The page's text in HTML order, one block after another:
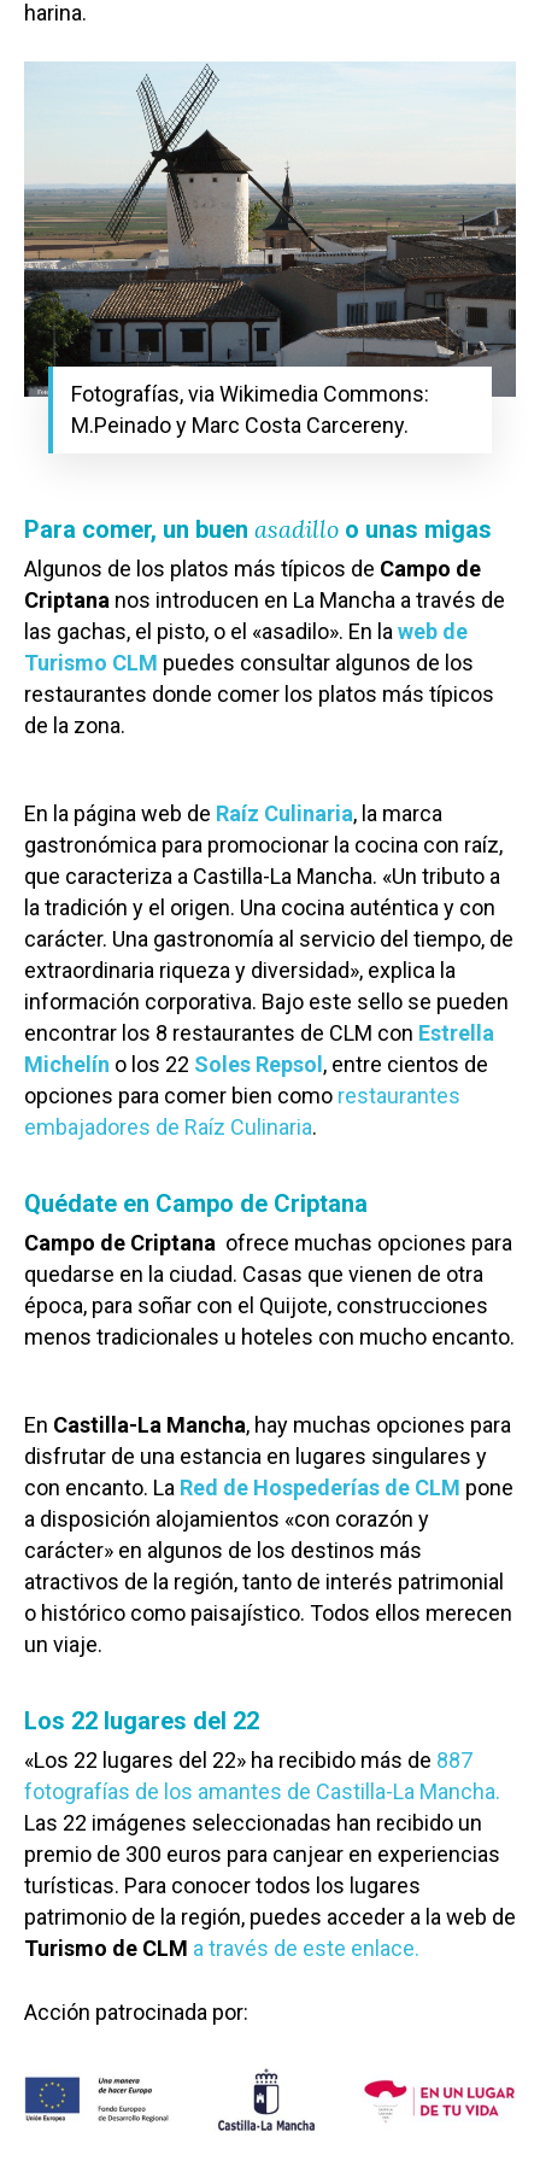
harina.
Fotografías, via Wikimedia Commons:
M.Peinado y Marc Costa Carcereny.
Para comer, un buen asadillo o unas migas
Algunos de los platos más típicos de Campo de
Criptana nos introducen en La Mancha a través de
las gachas, el pisto, o el «asadilo». En la web de
Turismo CLM puedes consultar algunos de los
restaurantes donde comer los platos más típicos
de la zona.
En la página web de Raíz Culinaria, la marca
gastronómica para promocionar la cocina con raíz,
que caracteriza a Castilla-La Mancha. «Un tributo a
la tradición y el origen. Una cocina auténtica y con
carácter. Una gastronomía al servicio del tiempo, de
extraordinaria riqueza y diversidad», explica la
información corporativa. Bajo este sello se pueden
encontrar los 8 restaurantes de CLM con Estrella
Michelín o los 22 Soles Repsol , entre cientos de
opciones para comer bien como restaurantes
embajadores de Raíz Culinaria.
Quédate en Campo de Criptana
Campo de Criptana ofrece muchas opciones para
quedarse en la ciudad. Casas que vienen de otra
época, para soñar con el Quijote, construcciones
menos tradicionales u hoteles con mucho encanto.
En Castilla-La Mancha, hay muchas opciones para
disfrutar de una estancia en lugares singulares y
con encanto. La Red de Hospederías de CLM pone
a disposición alojamientos «con corazón y
carácter» en algunos de los destinos más
atractivos de la región, tanto de interés patrimonial
o histórico como paisajístico. Todos ellos merecen
un viaje.
Los 22 lugares del 22
«Los 22 lugares del 22» ha recibido más de 887
fotografías de los amantes de Castilla-La Mancha.
Las 22 imágenes seleccionadas han recibido un
premio de 300 euros para canjear en experiencias
turísticas. Para conocer todos los lugares
patrimonio de la región, puedes acceder a la web de
Turismo de CLM a través de este enlace.
Acción patrocinada por:
Castilla-La
Toledo
Sanidad